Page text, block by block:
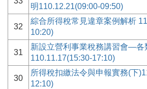
明110.12.21(09:00-09:50)
32
綜合所得稅常見違章案例解析
10:20)
31
新設立營利事業稅務講習會—各
110.11.17(15:30-17:10)
30
所得稅扣繳法令與申報實務(下
12:10)